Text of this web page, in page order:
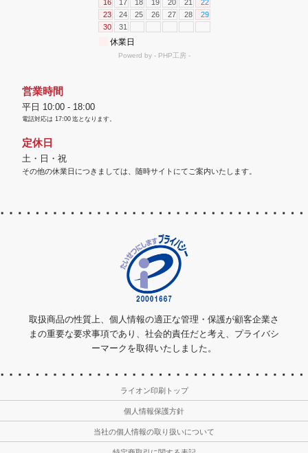
営業時間
平日 10:00 - 18:00
電話対応は 17:00 迄となります。
定休日
土・日・祝
その他の休業日につきましては、随時サイトにてご案内いたします。
取扱商品の性質上、個人情報の適正な管理・保護が顧客企業さ
まの重要な要求事項であり、社会的責任だと考え、プライバシ
ーマークを取得いたしました。
ライオン印刷トップ
個人情報保護方針
当社の個人情報の取り扱いについて